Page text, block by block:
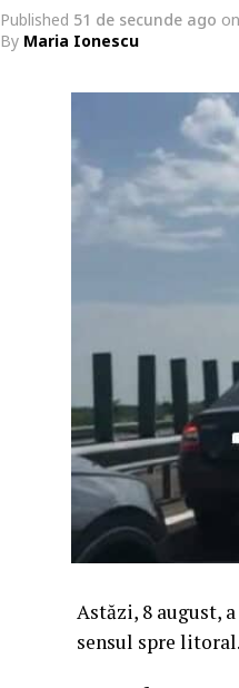
Published 51 de secunde ago on
By Maria Ionescu
Astăzi, 8 august,
sensul spre